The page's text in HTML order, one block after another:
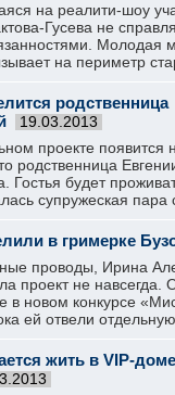
на реалити-шоу
Гусева не
на периметр
родственница
19.03.2013
проекте появится
родственница
Гостья будет
супружеская
в гримерке
проводы, Ирина
проект не навсегда.
в новом конкурсе
ей отвели
жить в VIP-